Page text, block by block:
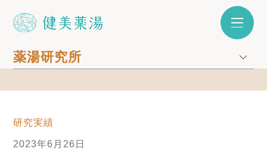
薬湯研究所
研究実績
2023年6月26日